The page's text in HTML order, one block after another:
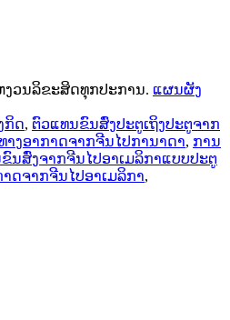
ງວນລິຂະສິດທຸກປະການ. ແຜນຜັງ
ກິດ, ຕົວແທນຂົນສົ່ງປະຕູເຖິງປະຕູຈາກ
າງອາກາດຈາກຈີນໄປການາດາ, ການ
ນສົ່ງຈາກຈີນໄປອາເມລິກາແບບປະຕູ
ດຈາກຈີນໄປອາເມລິກາ,